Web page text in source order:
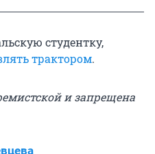
студентку,
трактором.
и запрещена